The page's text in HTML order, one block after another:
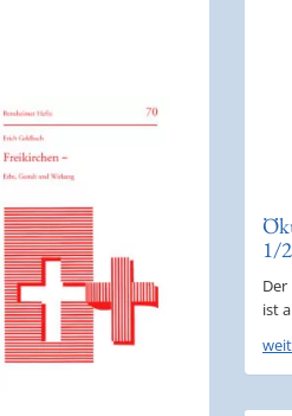
1/
ist